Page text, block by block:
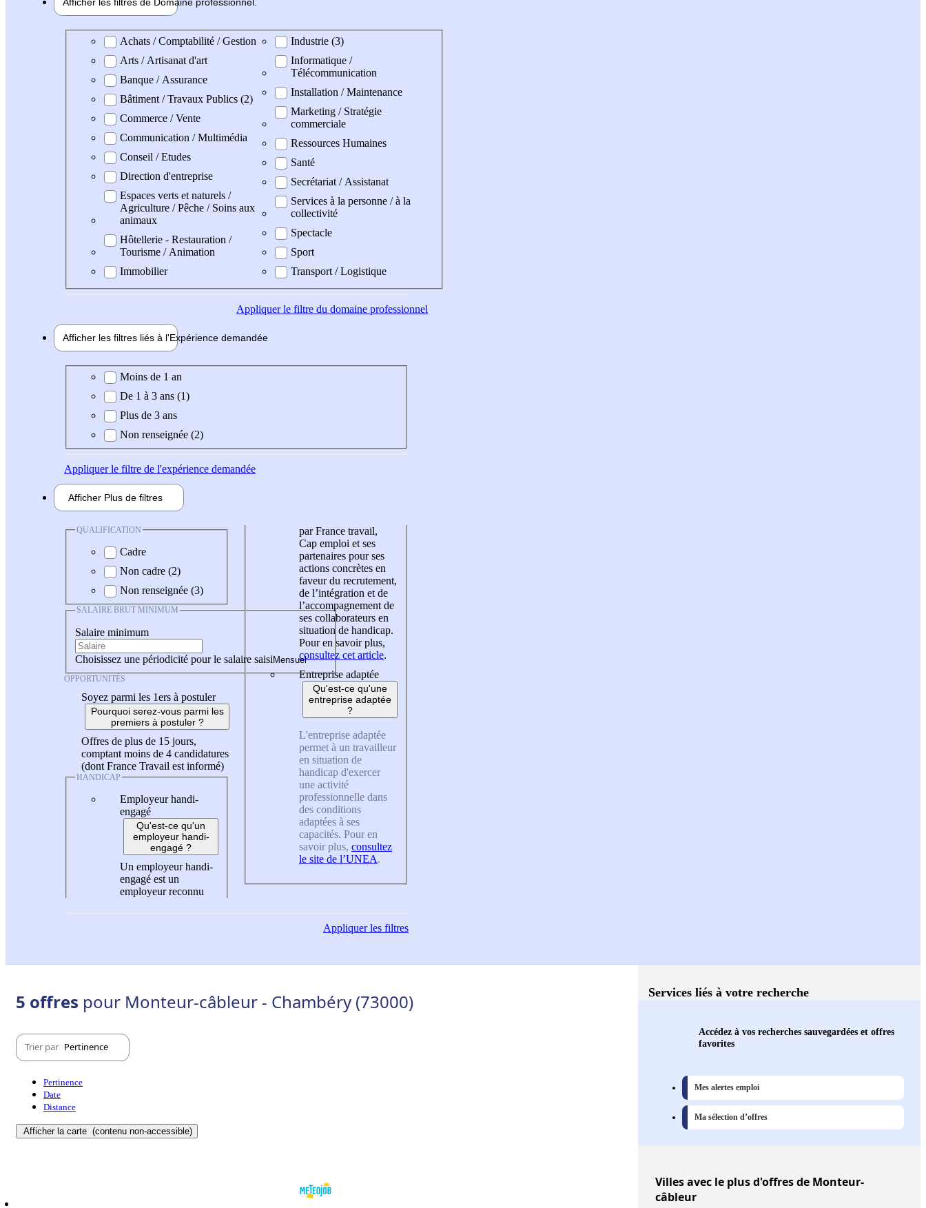
Domaine professionel
Achats / Comptabilité / Gestion
Arts / Artisanat d'art
Banque / Assurance
Bâtiment / Travaux Publics (2)
Commerce / Vente
Communication / Multimédia
Conseil / Etudes
Direction d'entreprise
Espaces verts et naturels /
Agriculture / Pêche / Soins aux
animaux
Hôtellerie - Restauration /
Tourisme / Animation
Immobilier
Industrie (3)
Informatique /
Télécommunication
Installation / Maintenance
Marketing / Stratégie
commerciale
Ressources Humaines
Santé
Secrétariat / Assistanat
Services à la personne / à la
collectivité
Spectacle
Sport
Transport / Logistique
Appliquerle filtre du domaine professionnel
Afficher les filtres liés à l'Expérience demandée
Expérience demandée
Moins de 1 an
De 1 à 3 ans (1)
Plus de 3 ans
Non renseignée (2)
Appliquerle filtre de l'expérience demandée
Afficher Plus de filtres
QUALIFICATION
Cadre
Non cadre (2)
Non renseignée (3)
SALAIRE BRUT MINIMUM
Salaire minimum
Choisissez une périodicité pour le salaire saisi
OPPORTUNITÉS
Soyez parmi les 1ers à postuler
Pourquoi serez-vous parmi les
premiers à postuler ?
Offres de plus de 15 jours,
comptant moins de 4 candidatures
(dont France Travail est informé)
HANDICAP
Employeur handi-
engagé
Qu'est-ce qu'un
employeur handi-
engagé ?
Un employeur handi-
engagé est un
employeur reconnu
par France travail,
Cap emploi et ses
partenaires pour ses
actions concrètes en
faveur du recrutement,
de l’intégration et de
l’accompagnement de
ses collaborateurs en
situation de handicap.
Pour en savoir plus,
consultez cet article.
Entreprise adaptée
Qu'est-ce qu'une
entreprise adaptée
?
L'entreprise adaptée
permet à un travailleur
en situation de
handicap d'exercer
une activité
professionnelle dans
des conditions
adaptées à ses
capacités. Pour en
savoir plus, consultez
le site de l’UNEA.
Appliquerles filtres
5 offres pour Monteur-câbleur - Chambéry (73000)
Trier par Pertinence
Pertinence
Date
Distance
Afficher la carte (contenu non-accessible)
Services liés à votre recherche
Accédez à vos recherches sauvegardées et offres
favorites
Mes alertes emploi
Ma sélection d’offres
Villesavec le plus d'offres de Monteur-
câbleur